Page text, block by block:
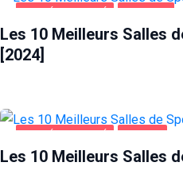
SANTÉ ET BEAUTÉ VALENCE
Les 10 Meilleurs Salles
[2024]
SANTÉ ET BEAUTÉ TROYES
Les 10 Meilleurs Salles